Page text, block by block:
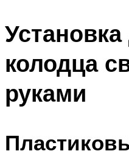
колодца
руками